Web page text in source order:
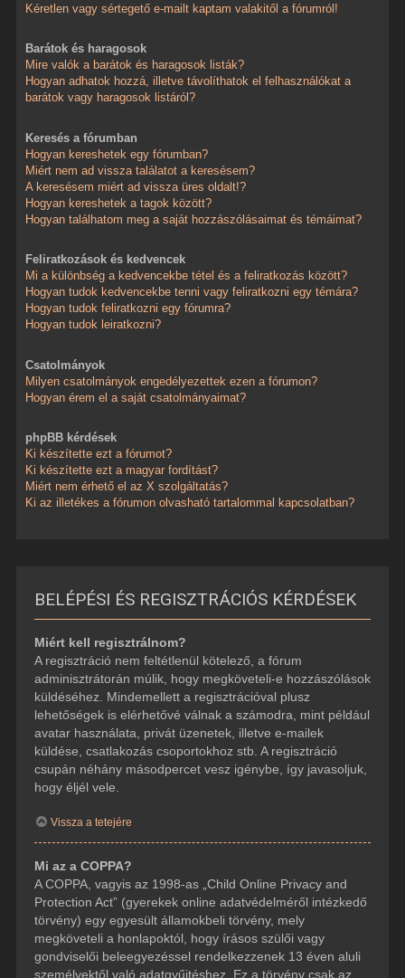
Kéretlen vagy sértegető e-mailt kaptam valakitől a fórumról!
Barátok és haragosok
Mire valók a barátok és haragosok listák?
Hogyan adhatok hozzá, illetve távolíthatok el felhasználókat a
barátok vagy haragosok listáról?
Keresés a fórumban
Hogyan kereshetek egy fórumban?
Miért nem ad vissza találatot a keresésem?
A keresésem miért ad vissza üres oldalt!?
Hogyan kereshetek a tagok között?
Hogyan találhatom meg a saját hozzászólásaimat és témáimat?
Feliratkozások és kedvencek
Mi a különbség a kedvencekbe tétel és a feliratkozás között?
Hogyan tudok kedvencekbe tenni vagy feliratkozni egy témára?
Hogyan tudok feliratkozni egy fórumra?
Hogyan tudok leiratkozni?
Csatolmányok
Milyen csatolmányok engedélyezettek ezen a fórumon?
Hogyan érem el a saját csatolmányaimat?
phpBB kérdések
Ki készítette ezt a fórumot?
Ki készítette ezt a magyar fordítást?
Miért nem érhető el az X szolgáltatás?
Ki az illetékes a fórumon olvasható tartalommal kapcsolatban?
BELÉPÉSI ÉS REGISZTRÁCIÓS KÉRDÉSEK
Miért kell regisztrálnom?
A regisztráció nem feltétlenül kötelező, a fórum
adminisztrátorán múlik, hogy megköveteli-e hozzászólások
küldéséhez. Mindemellett a regisztrációval plusz
lehetőségek is elérhetővé válnak a számodra, mint például
avatar használata, privát üzenetek, illetve e-mailek
küldése, csatlakozás csoportokhoz stb. A regisztráció
csupán néhány másodpercet vesz igénybe, így javasoljuk,
hogy éljél vele.
Vissza a tetejére
Mi az a COPPA?
A COPPA, vagyis az 1998-as „Child Online Privacy and
Protection Act” (gyerekek online adatvédelméről intézkedő
törvény) egy egyesült államokbeli törvény, mely
megköveteli a honlapoktól, hogy írásos szülői vagy
gondviselői beleegyezéssel rendelkezzenek 13 éven aluli
személyektől való adatgyűjtéshez. Ez a törvény csak az